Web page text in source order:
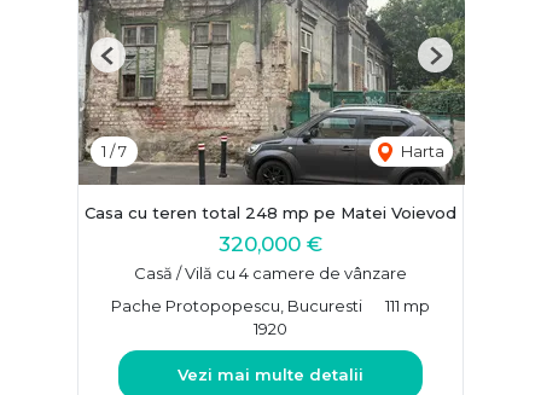
1 /7 Harta
Previous Next
Casa cu teren total 248 mp pe Matei Voievod
320,000 €
Casă / Vilă cu 4 camere de vânzare
Pache Protopopescu, Bucuresti
111 mp
1920
Vezi mai multe detalii